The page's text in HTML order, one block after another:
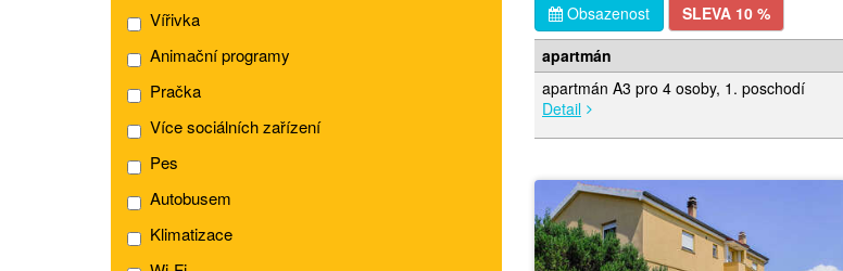
Vířivka
Animační programy
Pračka
Více sociálních zařízení
Pes
Autobusem
Klimatizace
Obsazenost
SLEVA 10 %
apartmán
apartmán A3 pro 4 osoby, 1. poschodí
Detail